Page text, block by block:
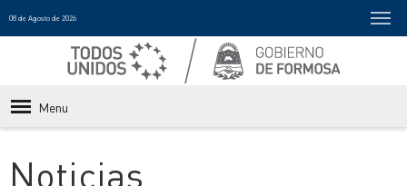
08 de Agosto de 2026
Menu
Noticias